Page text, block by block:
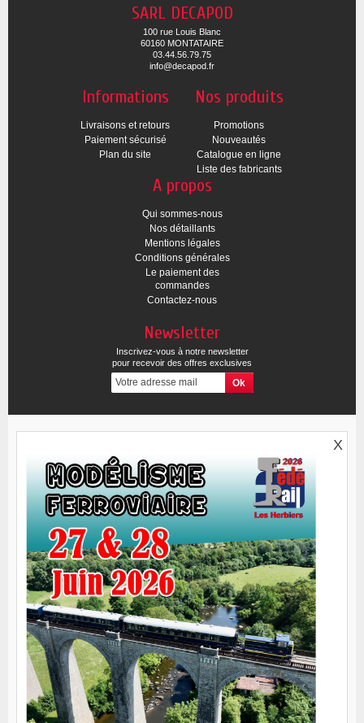
SARL DECAPOD
100 rue Louis Blanc
60160 MONTATAIRE
03.44.56.79.75
info@decapod.fr
Informations
Livraisons et retours
Paiement sécurisé
Plan du site
Nos produits
Promotions
Nouveautés
Catalogue en ligne
Liste des fabricants
A propos
Qui sommes-nous
Nos détaillants
Mentions légales
Conditions générales
Le paiement des
commandes
Contactez-nous
Newsletter
Inscrivez-vous à notre newsletter
pour recevoir des offres exclusives
X